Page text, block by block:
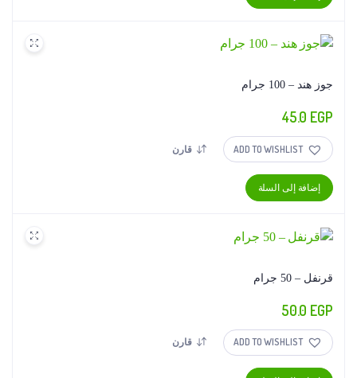
جوز هند – 100 جرام
45.0 EGP
ADD TO WISHLIST قارن
إضافة إلى السلة
قرنفل – 50 جرام
50.0 EGP
ADD TO WISHLIST قارن